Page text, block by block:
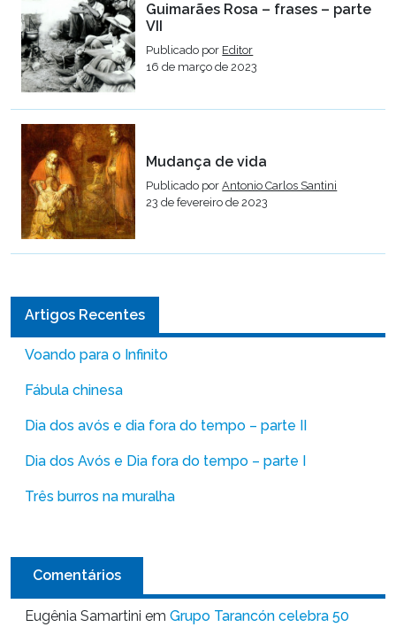
Guimarães Rosa – frases – parte
VII
Publicado por Editor
16 de março de 2023
Mudança de vida
Publicado porAntonio Carlos Santini
23 de fevereiro de 2023
Artigos Recentes
Voando para o Infinito
Fábula chinesa
Dia dos avós e dia fora do tempo – parte II
Dia dos Avós e Dia fora do tempo – parte I
Três burros na muralha
Comentários
Eugênia Samartini em Grupo Tarancón celebra 50